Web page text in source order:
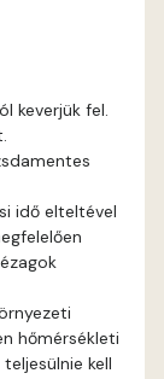
keverjük fel.
idő elteltével
hőmérsékleti
kell